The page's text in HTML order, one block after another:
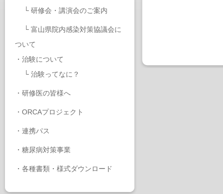
└ 研修会・講演会のご案内
└ 富山県院内感染対策協議会に
ついて
・ 治験について
└ 治験ってなに？
・ 研修医の皆様へ
・ ORCAプロジェクト
・ 連携パス
・ 糖尿病対策事業
・ 各種書類・様式ダウンロード